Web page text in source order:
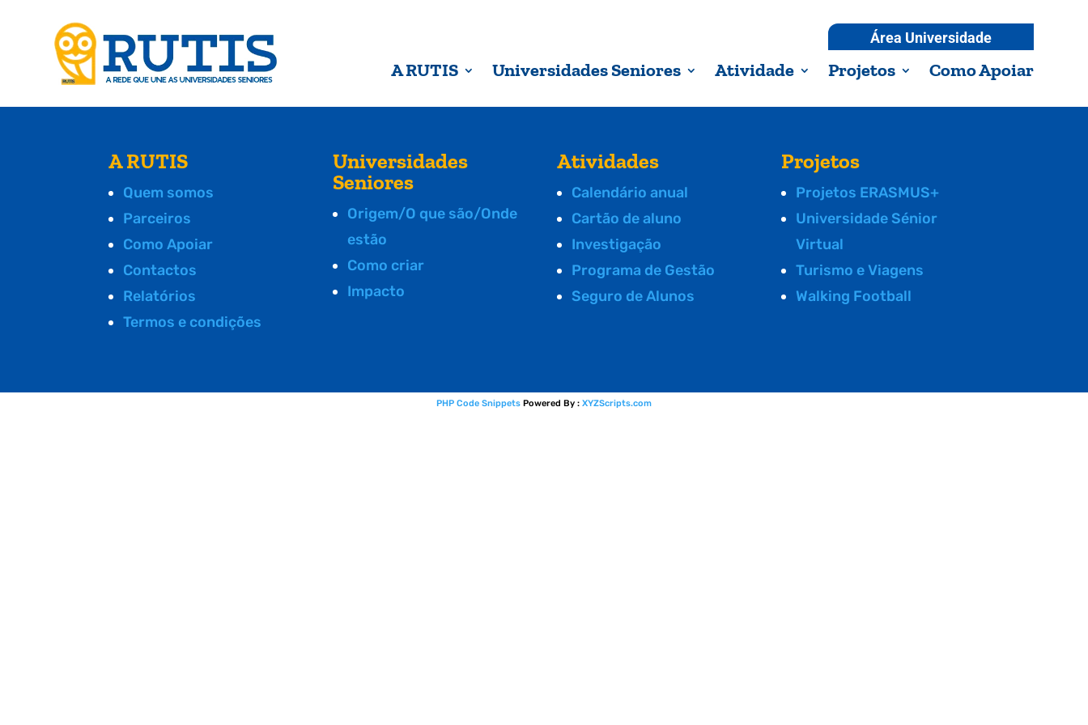
Área Universidade
A RUTIS Universidades Seniores Atividade Projetos Como Apoiar
A RUTIS
Quem somos
Parceiros
Como Apoiar
Contactos
Relatórios
Termos e condições
Universidades
Seniores
Origem/O que são/Onde
estão
Como criar
Impacto
Atividades
Calendário anual
Cartão de aluno
Investigação
Programa de Gestão
Seguro de Alunos
Projetos
Projetos ERASMUS+
Universidade Sénior
Virtual
Turismo e Viagens
Walking Football
PHP Code Snippets Powered By : XYZScripts.com